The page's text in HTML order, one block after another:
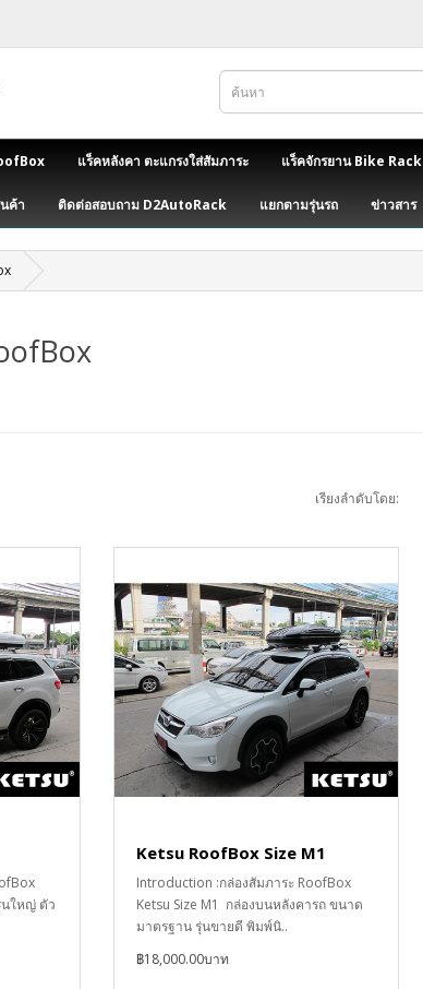
แร็คหลังคา ตะแกรงใส่สัมภาระ แร็คจักรยาน Bike Rack
ค้า ติดต่อสอบถาม D2AutoRack แยกตามรุ่นรถ ข่าวสาร
เรียงลำดับโดย:
นใหญ่ ตัว
Ketsu RoofBox Size M1
Introduction :กล่องสัมภาระ RoofBox
Ketsu Size M1 กล่องบนหลังคารถ ขนาด
มาตรฐาน รุ่นขายดี พิมพ์นิ..
฿18,000.00บาท